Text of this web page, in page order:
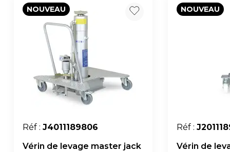
NOUVEAU
Réf : J4011189806
Vérin de levage master jack
NOUVEAU
Réf :
Vérin de